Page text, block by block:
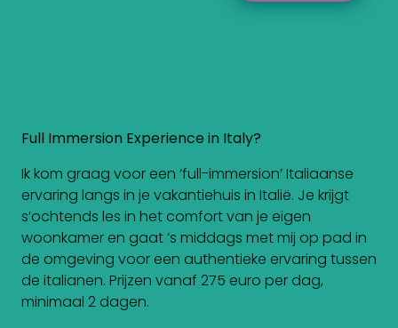
Full Immersion Experience in Italy?
Ik kom graag voor een ‘full-immersion’ Italiaanse
ervaring langs in je vakantiehuis in Italië. Je krijgt
s’ochtends les in het comfort van je eigen
woonkamer en gaat ’s middags met mij op pad in
de omgeving voor een authentieke ervaring tussen
de italianen. Prijzen vanaf 275 euro per dag,
minimaal 2 dagen.